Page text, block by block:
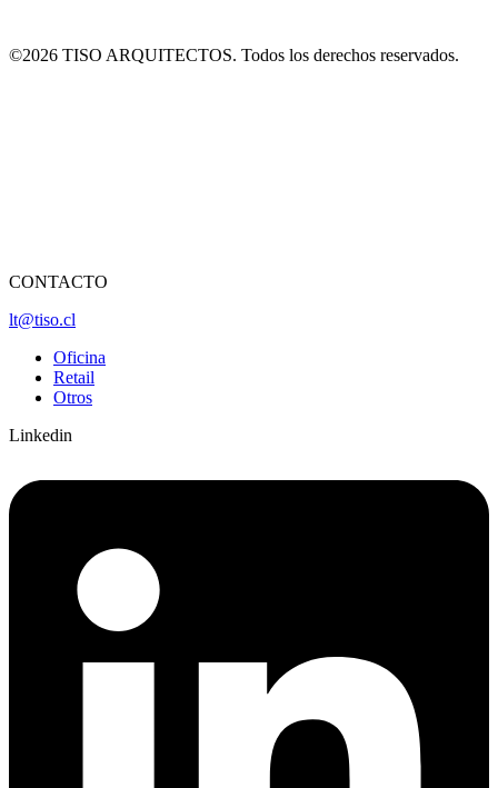
©2026 TISO ARQUITECTOS. Todos los derechos reservados.
CONTACTO
lt@tiso.cl
Oficina
Retail
Otros
Linkedin